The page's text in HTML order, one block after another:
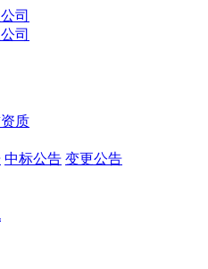
质
中标公告 变更公告